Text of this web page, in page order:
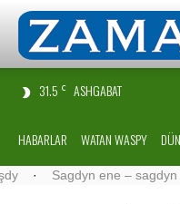
31.5 C ASHGABAT
HABARLAR WATAN WASPY
Sagdyn ene – sagdyn çaga –